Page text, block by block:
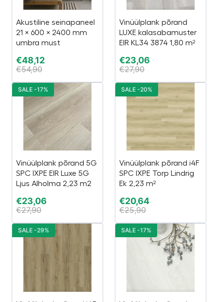
Akustiline seinapaneel
21 × 600 × 2400 mm
umbra must
€48,12
€54,90
Vinüülplank põrand
LUXE kalasabamuster
EIR KL34 3874 1,80 m²
€23,06
€27,90
Vinüülplank põrand 5G
SPC IXPE EIR Luxe 5G
Ljus Alholma 2,23 m2
€23,06
€27,90
SALE -17%
Vinüülplank põrand i4F
SPC IXPE Torp Lindrig
Ek 2,23 m²
€20,64
€25,90
SALE -20%
SALE -29% SALE -17%